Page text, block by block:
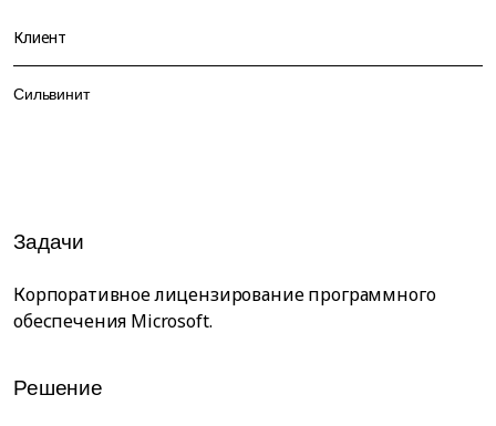
Клиент
Сильвинит
Задачи
Корпоративное лицензирование программного
обеспечения Microsoft.
Решение